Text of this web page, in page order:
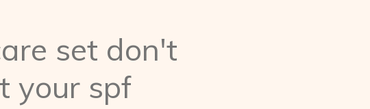
set don't
your spf